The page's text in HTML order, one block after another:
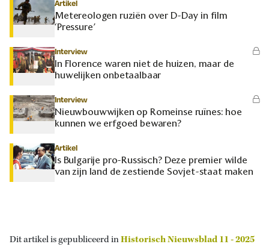
Artikel
Metereologen ruziën over D-Day in film
‘Pressure’
Interview
In Florence waren niet de huizen, maar de
huwelijken onbetaalbaar
Interview
Nieuwbouwwijken op Romeinse ruïnes: hoe
kunnen we erfgoed bewaren?
Artikel
Is Bulgarije pro-Russisch? Deze premier wilde
van zijn land de zestiende Sovjet-staat maken
Dit artikel is gepubliceerd inHistorisch Nieuwsblad 11 - 2025